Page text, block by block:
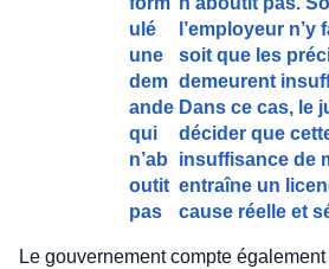
ulé
une
dem
ande
qui
n’ab
outit
pas
l’employeur n’y
soit que les
demeurent
Dans ce cas, le
décider que
insuffisance de
entraîne un
cause réelle et
Le gouvernement compte